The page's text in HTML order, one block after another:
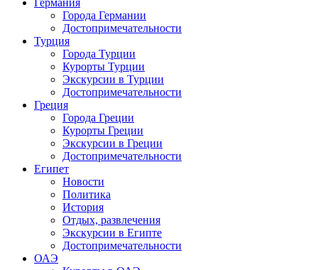
Германия
Города Германии
Достопримечательности
Турция
Города Турции
Курорты Турции
Экскурсии в Турции
Достопримечательности
Греция
Города Греции
Курорты Греции
Экскурсии в Греции
Достопримечательности
Египет
Новости
Политика
История
Отдых, развлечения
Экскурсии в Египте
Достопримечательности
ОАЭ